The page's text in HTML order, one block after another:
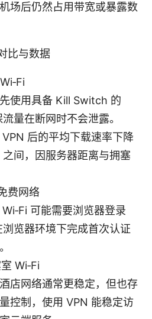
场后仍然占用带宽或暴露数
比与数据
使用具备 Kill Switch 的
量在断网时不会泄露。
后的平均下载速率下降
间，因服务器距离与拥塞
费网络
可能需要浏览器登录
览器环境下完成首次认证
Wi‑Fi
店网络通常更稳定，但也存
控制，使用 VPN 能稳定访